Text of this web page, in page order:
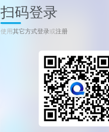
扫码登录
使用其它方式登录或注册